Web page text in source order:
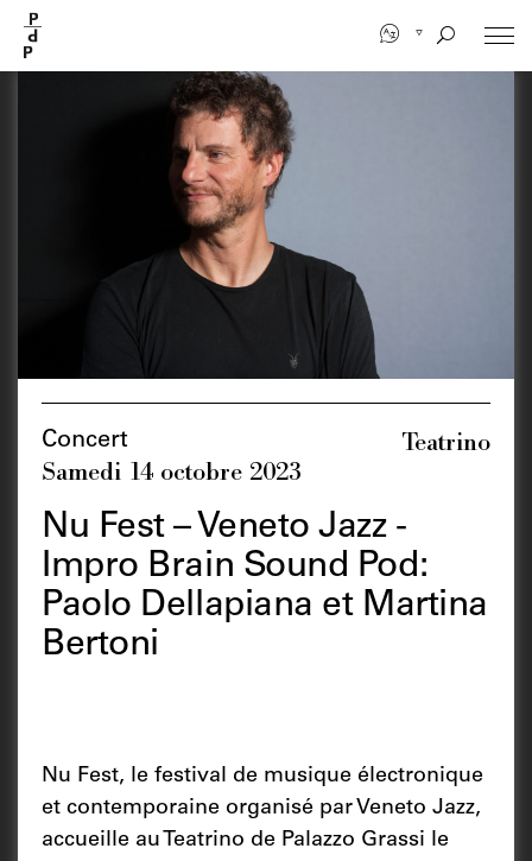
contenu
principal
Concert
Samedi 14 octobre 2023
Teatrino
Nu Fest – Veneto Jazz -
Impro Brain Sound Pod:
Paolo Dellapiana et Martina
Bertoni
Nu Fest, le festival de musique électronique
et contemporaine organisé par Veneto Jazz,
accueille au Teatrino de Palazzo Grassi le